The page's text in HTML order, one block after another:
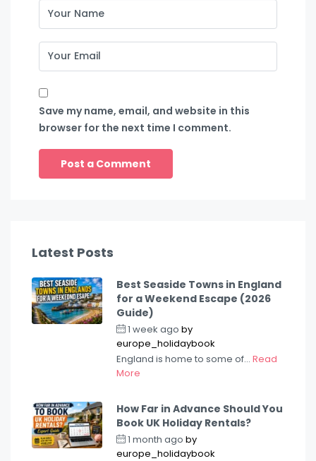
Save my name, email, and website in this
browser for the next time I comment.
Latest Posts
Best Seaside Towns in England
for a Weekend Escape (2026
Guide)
1 week ago by
europe_holidaybook
England is home to some of... Read
More
How Far in Advance Should You
Book UK Holiday Rentals?
1 month ago by
europe_holidaybook